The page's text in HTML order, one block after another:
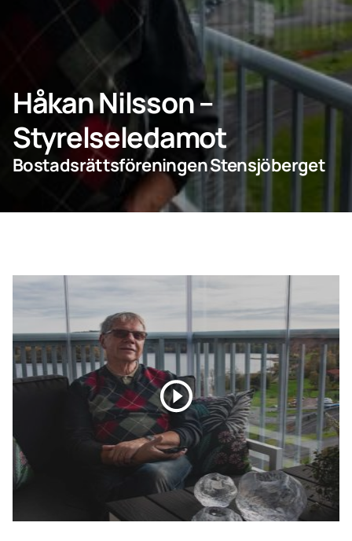
Företagskund
Lumonkoncernen
Håkan Nilsson –
Styrelseledamot
Bostadsrättsföreningen Stensjöberget